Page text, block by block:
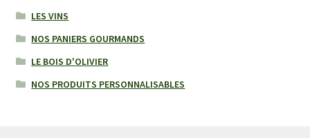
LES VINS
NOS PANIERS GOURMANDS
LE BOIS D'OLIVIER
NOS PRODUITS PERSONNALISABLES